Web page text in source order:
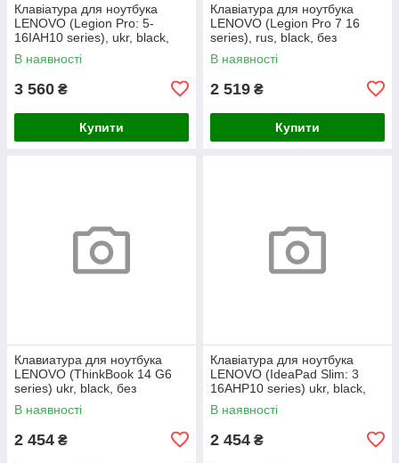
Клавіатура для ноутбука
LENOVO (Legion Pro: 5-
16IAH10 series), ukr, black,
без кадру, підсвічування
клавіш (RGB)
В наявності
3 560 ₴
Купити
Клавіатура для ноутбука
LENOVO (Legion Pro 7 16
series), rus, black, без
фрейма, підсвічування
клавіш (copilot)
В наявності
2 519 ₴
Купити
Клавиатура для ноутбука
LENOVO (ThinkBook 14 G6
series) ukr, black, без
фрейма, подсветка клавиш
(copilot)
В наявності
2 454 ₴
Клавіатура для ноутбука
LENOVO (IdeaPad Slim: 3
16AHP10 series) ukr, black,
без кадру, підсвічування
клавіш
В наявності
2 454 ₴